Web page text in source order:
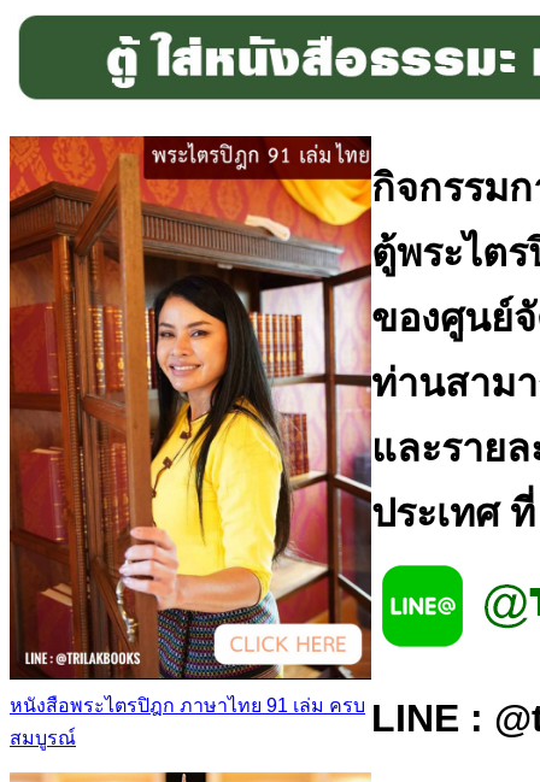
หนังสือพระไตรปิฎก ภาษาไทย 91 เล่ม ครบ
สมบูรณ์
กิจกรรม
ตู้พระไต
ของศูนย์
ท่านสาม
และราย
ประเทศ ที่
LINE :